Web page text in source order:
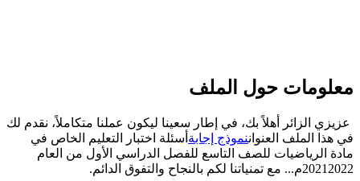
معلومات حول الملف
عزيزي الزائر أهلاً بك، في إطار سعينا ليكون عملنا متكاملاً، نقدم لك
في هذا الملف العنواننموذج إجابةأسئلة اختبار التعليم الخاص في
مادة الرياضيات للصف التاسع للفصل الدراسي الأول من العام
20212022م... مع تمنياتنا لكم بالنجاح والتفوق الدائم.